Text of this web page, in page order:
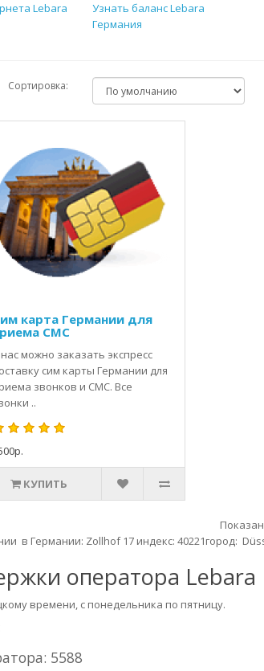
Lebara
Узнать баланс Lebara
Германия
Сортировка:
карта Германии для
СМС
можно заказать экспресс
сим карты Германии для
звонков и СМС. Все
..
КУПИТЬ
в Германии: Zollhof 17 индекс: 40221город:
оператора Lebara
времени, с понедельника по пятницу.
5588